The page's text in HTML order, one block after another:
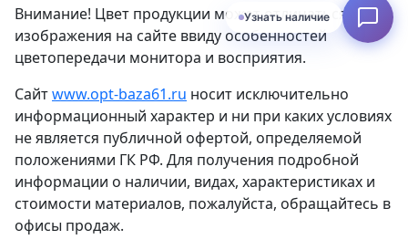
Внимание! Цвет продукции может отличаться от
изображения на сайте ввиду особенностей
цветопередачи монитора и восприятия.
Сайтwww.opt-baza61.ru носит исключительно
информационный характер и ни при каких условиях
не является публичной офертой, определяемой
положениями ГК РФ. Для получения подробной
информации о наличии, видах, характеристиках и
стоимости материалов, пожалуйста, обращайтесь в
офисы продаж.
Узнать наличие